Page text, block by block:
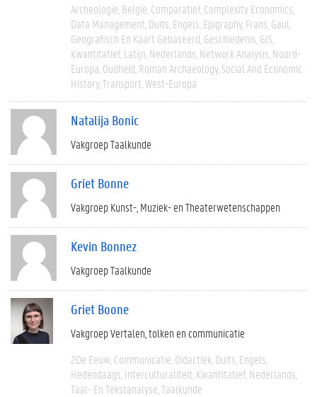
Archeologie België Comparatief Complexity Economics
Data Management Duits Engels Epigraphy Frans Gaul
Geografisch En Kaart Gebaseerd Geschiedenis GIS
Kwantitatief Latijn Nederlands Network Analysis Noord-
Europa Oudheid Roman Archaeology Social And Economic
History Transport West-Europa
Natalija Bonic
Vakgroep Taalkunde
Griet Bonne
Vakgroep Kunst-, Muziek- en Theaterwetenschappen
Kevin Bonnez
Vakgroep Taalkunde
Griet Boone
Vakgroep Vertalen, tolken en communicatie
20e Eeuw Communicatie Didactiek Duits Engels
Hedendaags Interculturaliteit Kwantitatief Nederlands
Taal- En Tekstanalyse Taalkunde